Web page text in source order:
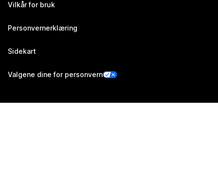
Vilkår for bruk
Personvernerklæring
Sidekart
Valgene dine for personvern